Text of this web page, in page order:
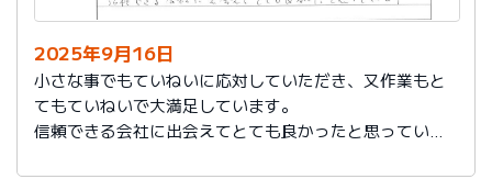
2025年9月16日
小さな事でもていねいに応対していただき、又作業もと
てもていねいで大満足しています。
信頼できる会社に出会えてとても良かったと思っていま